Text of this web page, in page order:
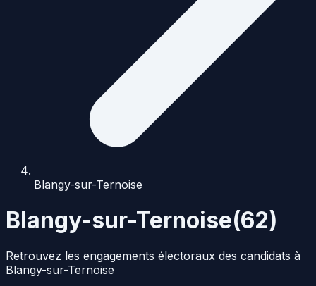
Blangy-sur-Ternoise
Blangy-sur-Ternoise(62)
Retrouvez les engagements électoraux des candidats à
Blangy-sur-Ternoise